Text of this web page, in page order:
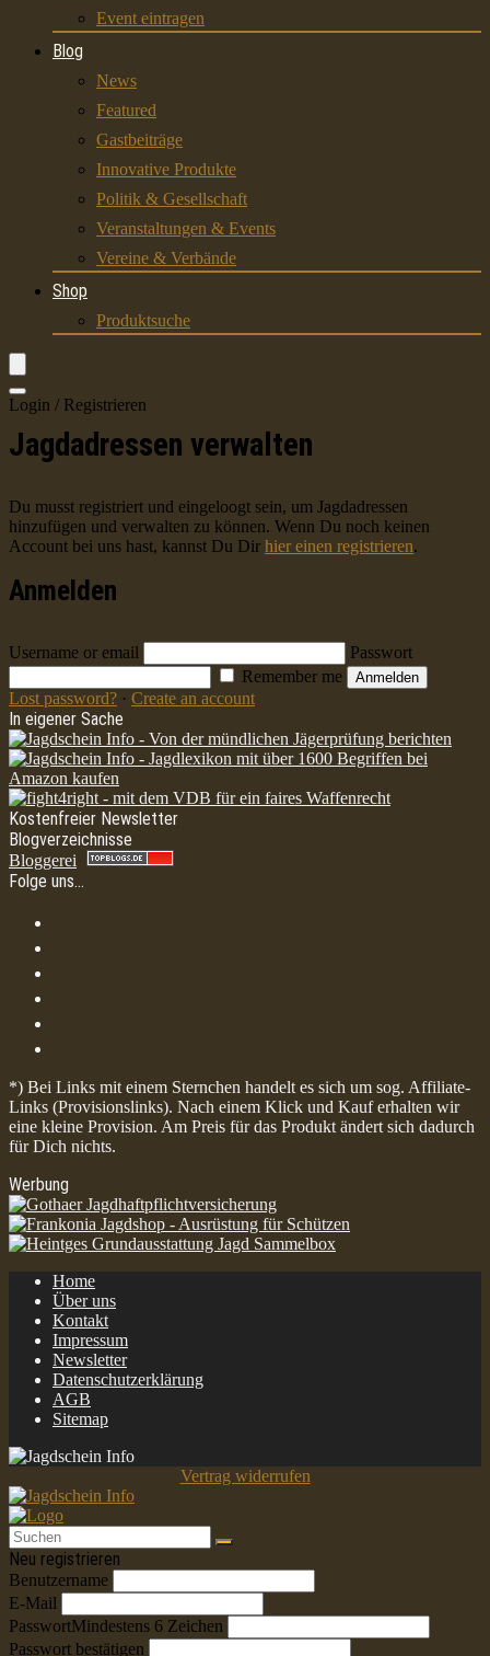
Event eintragen
Blog
News
Featured
Gastbeiträge
Innovative Produkte
Politik & Gesellschaft
Veranstaltungen & Events
Vereine & Verbände
Shop
Produktsuche
Login / Registrieren
Jagdadressen verwalten
Du musst registriert und eingeloogt sein, um Jagdadressen
hinzufügen und verwalten zu können. Wenn Du noch keinen
Account bei uns hast, kannst Du Dir hier einen registrieren.
Anmelden
Username or email
Passwort
Remember me
Anmelden
Lost password? · Create an account
In eigener Sache
Kostenfreier Newsletter
Blogverzeichnisse
Bloggerei
Folge uns…
*) Bei Links mit einem Sternchen handelt es sich um sog. Affiliate-
Links (Provisionslinks). Nach einem Klick und Kauf erhalten wir
eine kleine Provision. Am Preis für das Produkt ändert sich dadurch
für Dich nichts.
Werbung
Home
Über uns
Kontakt
Impressum
Newsletter
Datenschutzerklärung
AGB
Sitemap
Vertrag widerrufen
Neu registrieren
Benutzername
E-Mail
PasswortMindestens 6 Zeichen
Passwort bestätigen